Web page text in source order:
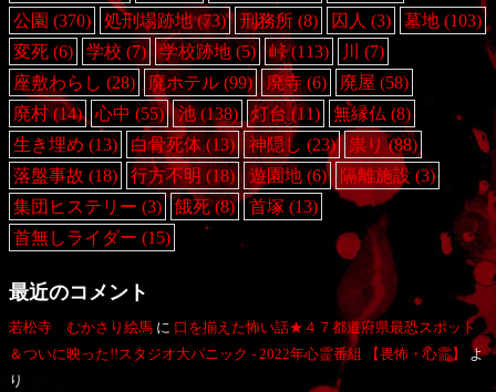
公園 (370) 処刑場跡地(73) 刑務所(8) 囚人 (3) 墓地(103)
変死 (6) 学校 (7) 学校跡地(5) 峠(113) 川
(7)
座敷わらし (28) 廃ホテル (99) 廃寺(6) 廃屋 (58)
廃村(14) 心中 (55) 池(138) 灯台(11) 無縁仏 (8)
生き埋め (13) 白骨死体(13) 神隠し (23) 祟り (88)
落盤事故 (18) 行方不明 (18) 遊園地(6) 隔離施設 (3)
集団ヒステリー (3) 餓死(8) 首塚 (13)
首無しライダー (15)
最近のコメント
若松寺 むかさり絵馬 に 口を揃えた怖い話★４７都道府県最恐スポット
＆ついに映った!!スタジオ大パニック - 2022年心霊番組 【畏怖・心霊】
よ
り